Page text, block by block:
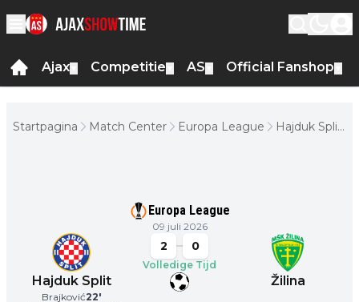
Ajax Competitie AS Official Fanshop
Startpagina Match Center Europa League
Hajduk Split
Europa League
09 juli 2026
Hajduk Split
Brajković22'
2 0
Volledige Tijd
Žilina